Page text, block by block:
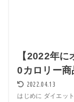
【2022年
0カロリー商
2022.04.13
はじめに ダイエッ